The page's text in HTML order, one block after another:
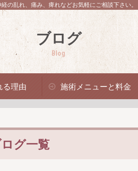
の乱れ、痛み、痺れなどお気軽にご相談下さい。
ブログ
Blog
る理由 施術メニューと料金
グ一覧